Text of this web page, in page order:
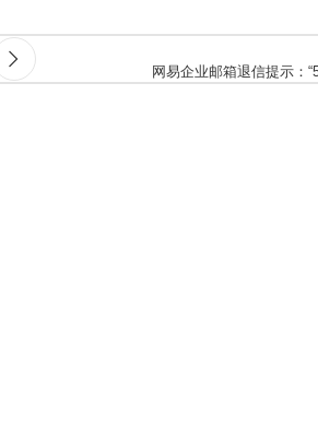
网易企业邮箱退信提示：